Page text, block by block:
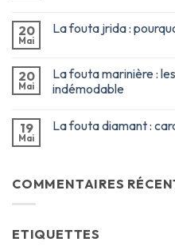
20
Mai
La fouta jrida :
20
Mai
La fouta marinière :
indémodable
19
Mai
La fouta diamant :
COMMENTAIRES
ETIQUETTES